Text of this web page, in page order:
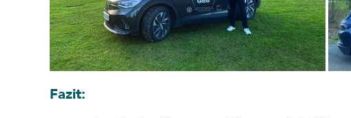
Fazit: